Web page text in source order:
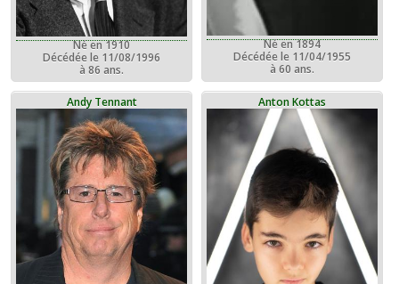
Né en 1910
Décédée le 11/08/1996
à 86 ans.
Né en 1894
Décédée le 11/04/1955
à 60 ans.
Andy Tennant Anton Kottas